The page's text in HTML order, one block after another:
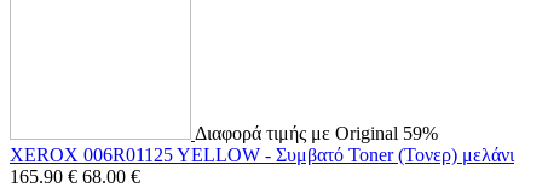
Διαφορά τιμής με Original 59%
XEROX 006R01125 YELLOW - Συμβατό Toner (Τονερ) μελάνι
165.90 € 68.00 €